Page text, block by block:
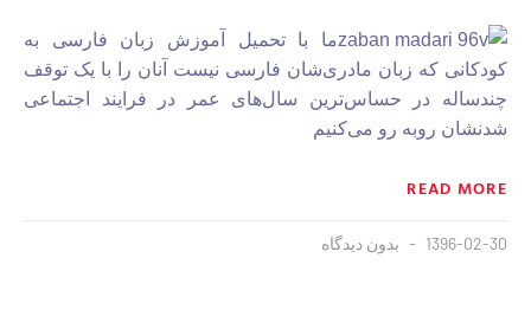
ما با تحمیل آموزش زبان فارسی به
کودکانی که زبان مادری‌شان فارسی نیست آنان را با یک توقف
چندساله در حساس‌ترین سال‌های عمر در فرایند اجتماعی
شدنشان روبه رو می‌کنیم
READ MORE
1396-02-30 بدون دیدگاه